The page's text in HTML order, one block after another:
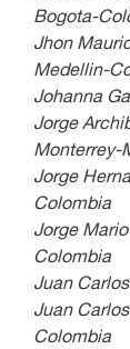
Bogota-
Jhon
Medellin-
Johanna
Jorge
Monterrey-
Jorge
Colombia
Jorge
Colombia
Juan
Juan
Colombia